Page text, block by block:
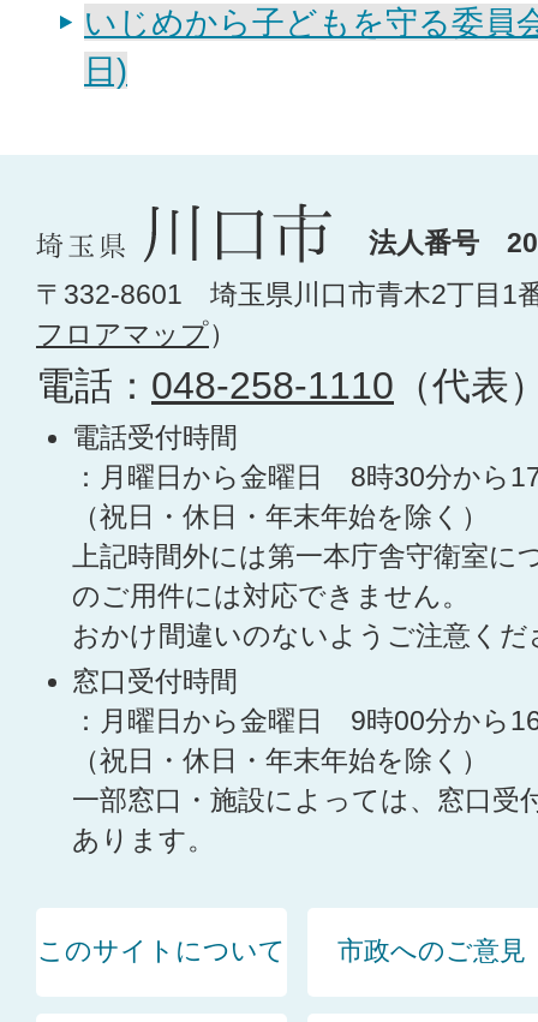
いじめから子どもを守る委員
日)
法人番号
〒332-8601 埼玉県川口市青木2丁目1
フロアマップ）
電話： 048-258-1110 （代表
電話受付時間
：月曜日から金曜日 8時30分から
（祝日・休日・年末年始を除く）
上記時間外には第一本庁舎守衛室に
のご用件には対応できません。
おかけ間違いのないようご注意くだ
窓口受付時間
：月曜日から金曜日 9時00分から
（祝日・休日・年末年始を除く）
一部窓口・施設によっては、窓口受
あります。
このサイトについて 市政へのご意見